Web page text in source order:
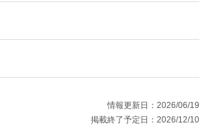
情報更新日：2026/06/19
掲載終了予定日：2026/12/10